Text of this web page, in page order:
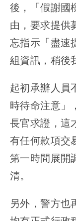
後，「假謝國
由，要求提供
忘指示「盡速
組資訊，稍後
起初承辦人員
時待命注意」
長官求證，這
有任何款項交
第一時間展開
清。
另外，警方也